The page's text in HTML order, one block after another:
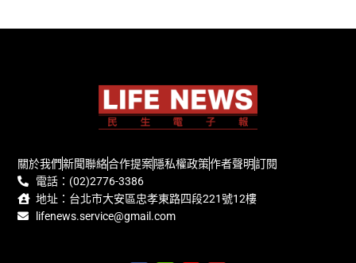
關於我們新聞聯絡合作提案隱私權政策作者聲明訂閱
電話：(02)2776-3386
地址：台北市大安區忠孝東路四段221號12樓
lifenews.service@gmail.com